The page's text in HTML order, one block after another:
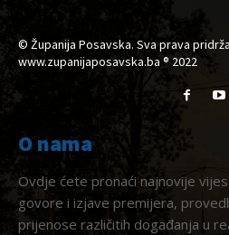
© Županija Posavska. Sva prava
www.zupanijaposavska.ba ® 2022
O nama
Ovdje ćete pronaći najnovije
govore i izjave premijera,
prijenose različitih događanja u